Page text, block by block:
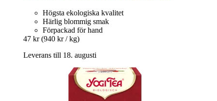
Högsta ekologiska kvalitet
Härlig blommig smak
Förpackad för hand
47 kr (940 kr / kg)
Leverans till 18. augusti